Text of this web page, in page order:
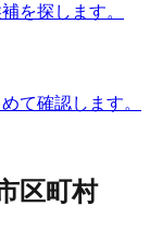
を探します。
て確認します。
区町村